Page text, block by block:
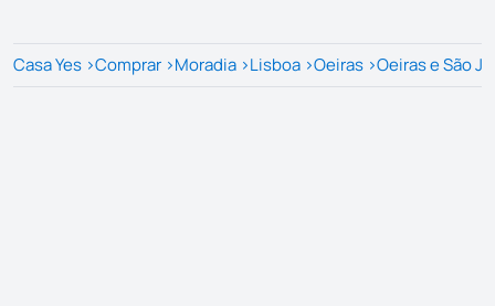
Casa Yes >Comprar >Moradia >Lisboa >Oeiras >Oeiras e São